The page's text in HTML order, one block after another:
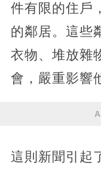
件有限的住戶
的鄰居。這些
衣物、堆放雜
會，嚴重影響
這則新聞引起